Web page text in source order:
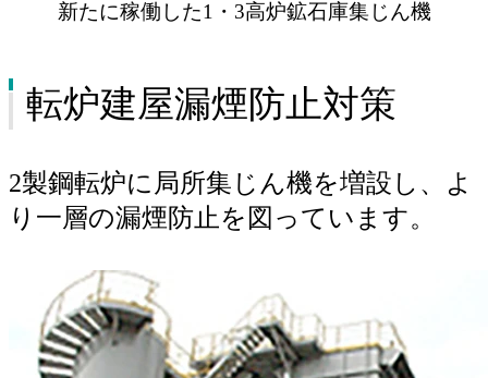
新たに稼働した1・3高炉鉱石庫集じん機
転炉建屋漏煙防止対策
2製鋼転炉に局所集じん機を増設し、よ
り一層の漏煙防止を図っています。